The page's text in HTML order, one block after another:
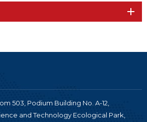
503, Podium Building No. A-12,
and Technology Ecological Park,